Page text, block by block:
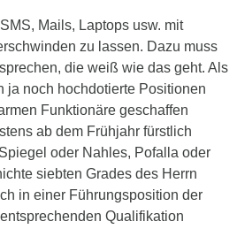
Mails, Laptops usw. mit
zu lassen. Dazu muss
die weiß wie das geht. Als
ja noch hochdotierte Positionen
Funktionäre geschaffen
ab dem Frühjahr fürstlich
oder Nahles, Pofalla oder
siebten Grades des Herrn
in einer Führungsposition der
Qualifikation